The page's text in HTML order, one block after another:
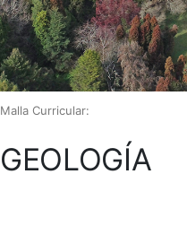
Malla Curricular:
GEOLOGÍA